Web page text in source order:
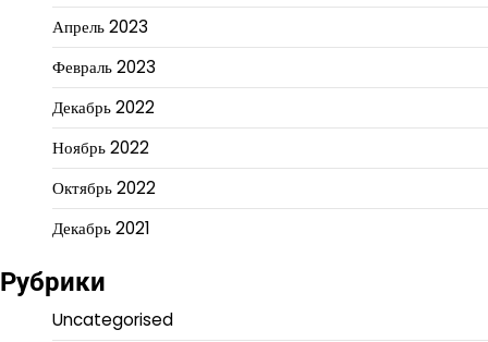
Апрель 2023
Февраль 2023
Декабрь 2022
Ноябрь 2022
Октябрь 2022
Декабрь 2021
Рубрики
Uncategorised